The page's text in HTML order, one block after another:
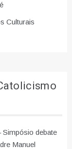
Culturais
Simpósio debate
Manuel